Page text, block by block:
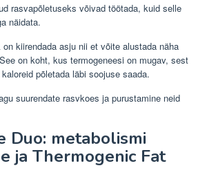
rasvapõletuseks võivad töötada, kuid selle
näidata.
kiirendada asju nii et võite alustada näha
on koht, kus termogeneesi on mugav, sest
põletada läbi soojuse saada.
suurendate rasvkoes ja purustamine neid
Duo: metabolismi
ja Thermogenic Fat